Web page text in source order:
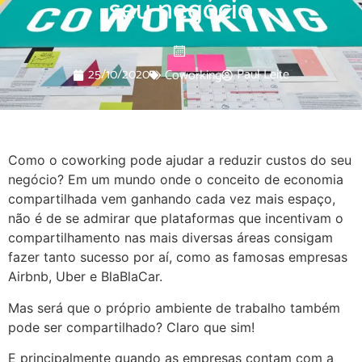
seu negócio
25/10/2020 Coworking Paul Leite
Como o coworking pode ajudar a reduzir custos do seu
negócio? Em um mundo onde o conceito de economia
compartilhada vem ganhando cada vez mais espaço,
não é de se admirar que plataformas que incentivam o
compartilhamento nas mais diversas áreas consigam
fazer tanto sucesso por aí, como as famosas empresas
Airbnb, Uber e BlaBlaCar.
Mas será que o próprio ambiente de trabalho também
pode ser compartilhado? Claro que sim!
E principalmente quando as empresas contam com a